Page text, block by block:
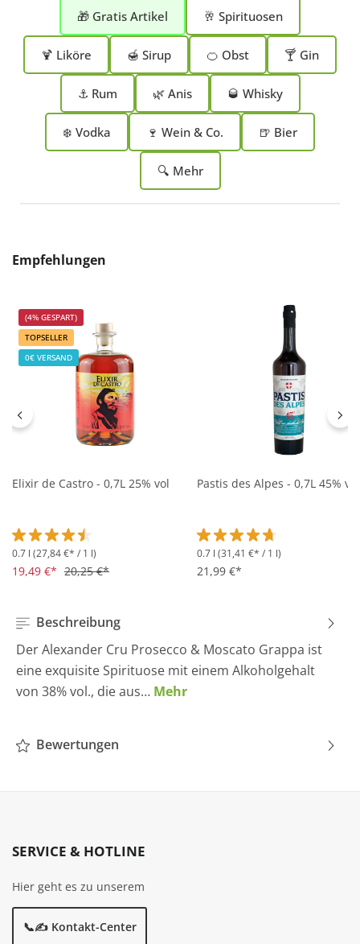
🎁 Gratis Artikel 🥂 Spirituosen
🍹 Liköre 🍯 Sirup 🍊 Obst 🍸 Gin
⚓ Rum 🌿 Anis 🥃 Whisky
❄️ Vodka 🍷 Wein & Co. 🍺 Bier
🔍 Mehr
Produktgalerie überspringen
Empfehlungen
(4% GESPART)
TOPSELLER
0€ VERSAND
Elixir de Castro - 0,7L 25% vol
Durchschnittliche Bewertung von 4.5 von 5 Sternen
0.7 l (27,84 €* / 1 l)
19,49 €* 20,25 €*
Pastis des Alpes - 0,7L 45% vol
Durchschnittliche
0.7 l (31,41 €* / 1 l)
21,99 €*
Beschreibung
Der Alexander Cru Prosecco & Moscato Grappa ist
eine exquisite Spirituose mit einem Alkoholgehalt
von 38% vol., die aus… Mehr
Bewertungen
SERVICE & HOTLINE
Hier geht es zu unserem
📞✍️ Kontakt-Center